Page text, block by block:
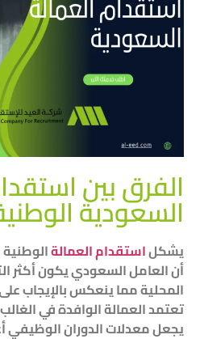
الفرق بين
السعودية
يشكلاستقدام العمالةالوطنية
أن العامل السعودي يكون أكثر
المحلية مما ينعكس بالإيجاب
تعتمد العمالة الوافدة في
يجعل معدلات الدوران الوظيفي